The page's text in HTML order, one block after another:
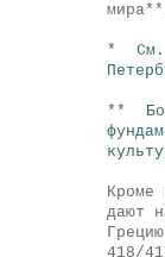
* См.
**
Кроме
дают
418/